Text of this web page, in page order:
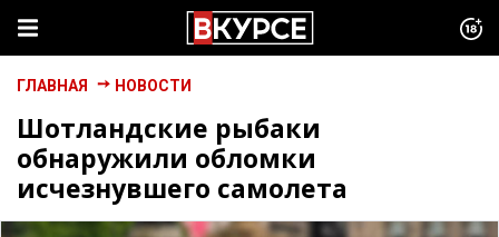
ГЛАВНАЯ НОВОСТИ
Шотландские рыбаки
обнаружили обломки
исчезнувшего самолета